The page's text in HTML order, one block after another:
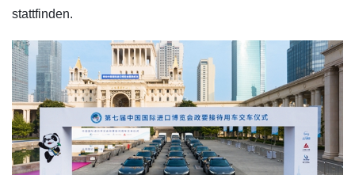
stattfinden.